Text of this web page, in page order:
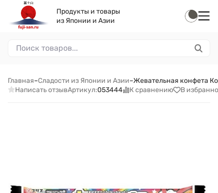
Продукты и товары
из Японии и Азии
Главная–Сладости из Японии и Азии–Жевательная конфета
Написать отзывАртикул:053444 К сравнению В